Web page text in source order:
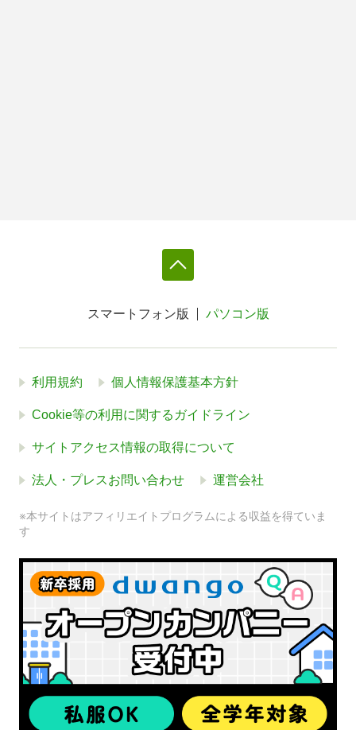
スマートフォン版 パソコン版
利用規約 個人情報保護基本方針
Cookie等の利用に関するガイドライン
サイトアクセス情報の取得について
法人・プレスお問い合わせ 運営会社
※本サイトはアフィリエイトプログラムによる収益を得ていま
す